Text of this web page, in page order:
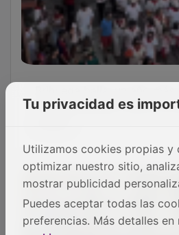
Brihuega baila, un año
“Parapachumba” previo al
campo
Tu privacidad es
Utilizamos cookies propias y
optimizar nuestro sitio,
mostrar publicidad
Puedes aceptar todas las
preferencias. Más detalles en